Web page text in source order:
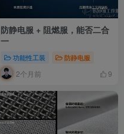
防静电服 + 阻燃服，能否二合
一
功能性工装 防静电服
2个月前 9